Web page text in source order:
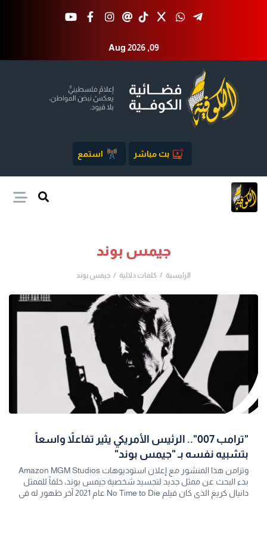
Aug 2026 ,09
بث مباشر استمع
جيمس بوند
الرئيسية كلمات دلالية جيمس بوند
"ترامب 007".. الرئيس الأمريكي يثير تفاعلاً واسعاً
بتشبيه نفسه بـ "جيمس بوند"
وتزامن هذا المنشور مع إعلان استوديوهات Amazon MGM Studios
بدء البحث عن ممثل جديد لتجسيد شخصية جيمس بوند، خلفاً للممثل
دانيال كريغ الذي كان فيلم No Time to Die عام 2021 آخر ظهور له في